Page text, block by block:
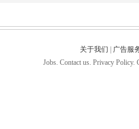
关于我们
广告服
Jobs. Contact us. Privacy